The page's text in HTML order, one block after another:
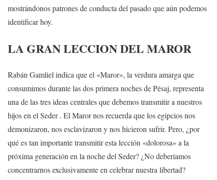
mostrándonos patrones de conducta del pasado que aún podemos
identificar hoy.
LA GRAN LECCION DEL MAROR
Rabán Gamliel indica que el «Maror», la verdura amarga que
consumimos durante las dos primera noches de Pésaj, representa
una de las tres ideas centrales que debemos transmitir a nuestros
hijos en el Seder . El Maror nos recuerda que los egipcios nos
demonizaron, nos esclavizaron y nos hicieron sufrir. Pero, ¿por
qué es tan importante transmitir esta lección «dolorosa» a la
próxima generación en la noche del Seder? ¿No deberíamos
concentrarnos exclusivamente en celebrar nuestra libertad?